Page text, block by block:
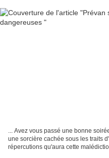
... Avez vous passé une bonne
une sorcière cachée sous les traits
répercutions qu'aura cette